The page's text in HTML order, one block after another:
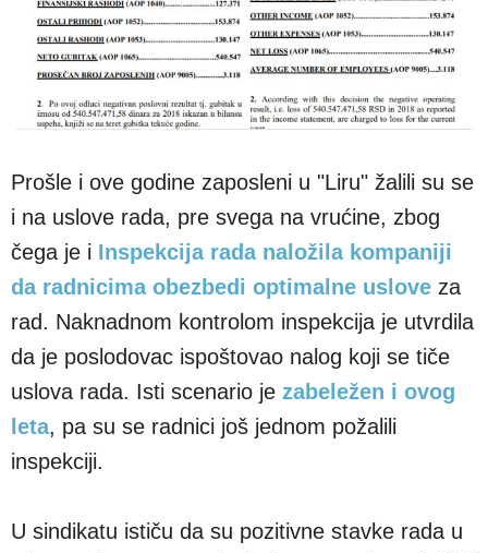
Prošle i ove godine zaposleni u "Liru" žalili su se
i na uslove rada, pre svega na vrućine, zbog
čega je i Inspekcija rada naložila kompaniji
da radnicima obezbedi optimalne uslove za
rad. Naknadnom kontrolom inspekcija je utvrdila
da je poslodovac ispoštovao nalog koji se tiče
uslova rada. Isti scenario je zabeležen i ovog
leta, pa su se radnici još jednom požalili
inspekciji.
U sindikatu ističu da su pozitivne stavke rada u